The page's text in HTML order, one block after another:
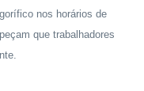
nos horários de
que trabalhadores